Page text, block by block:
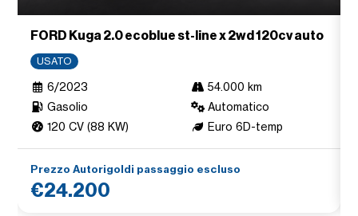
FORD Kuga 2.0 ecoblue st-line x 2wd 120cv auto
USATO
6/2023
54.000 km
Gasolio
Automatico
120 CV (88 KW)
Euro 6D-temp
Prezzo Autorigoldi passaggio escluso
€24.200